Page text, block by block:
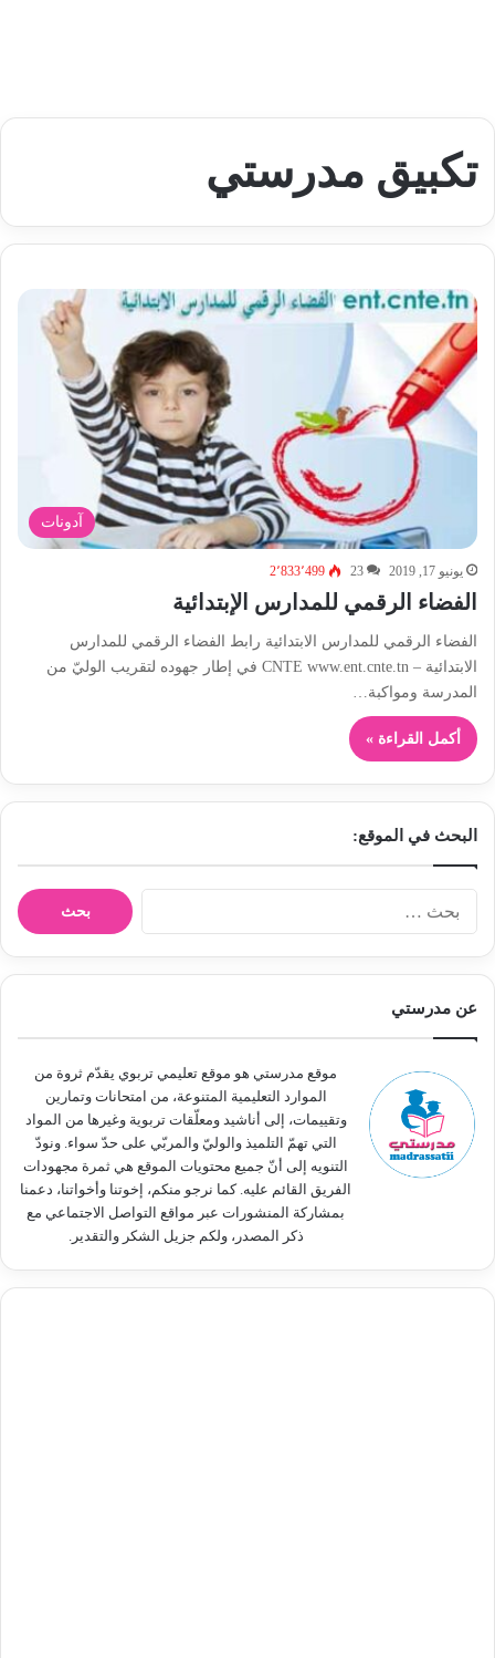
تكبيق مدرستي
آدونات
يونيو 17, 2019 23 2٬833٬499
الفضاء الرقمي للمدارس الإبتدائية
الفضاء الرقمي للمدارس الابتدائية رابط الفضاء الرقمي للمدارس
الابتدائية – CNTE www.ent.cnte.tn في إطار جهوده لتقريب الوليّ من
المدرسة ومواكبة…
أكمل القراءة »
البحث في الموقع:
ن
عن مدرستي
موقع مدرستي هو موقع تعليمي تربوي يقدّم ثروة من
الموارد التعليمية المتنوعة، من امتحانات وتمارين
وتقييمات، إلى أناشيد ومعلّقات تربوية وغيرها من المواد
التي تهمّ التلميذ والوليّ والمربّي على حدّ سواء. ونودّ
التنويه إلى أنّ جميع محتويات الموقع هي ثمرة مجهودات
الفريق القائم عليه. كما نرجو منكم، إخوتنا وأخواتنا، دعمنا
بمشاركة المنشورات عبر مواقع التواصل الاجتماعي مع
ذكر المصدر، ولكم جزيل الشكر والتقدير.